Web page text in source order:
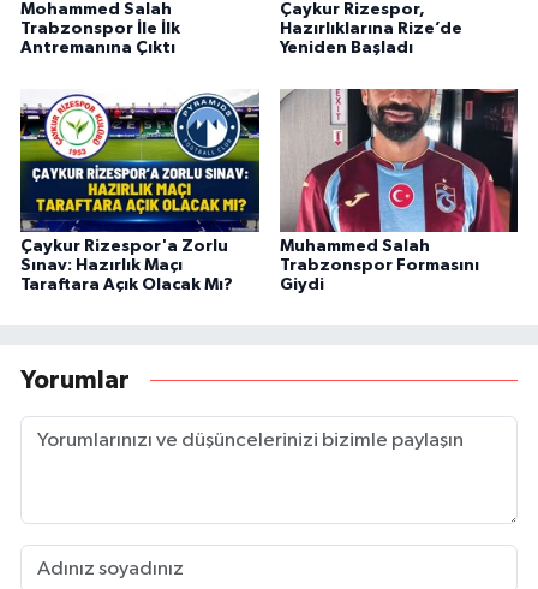
Mohammed Salah
Trabzonspor İle İlk
Antremanına Çıktı
Çaykur Rizespor,
Hazırlıklarına Rize’de
Yeniden Başladı
Çaykur Rizespor'a Zorlu
Sınav: Hazırlık Maçı
Taraftara Açık Olacak Mı?
Muhammed Salah
Trabzonspor Formasını
Giydi
Yorumlar